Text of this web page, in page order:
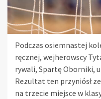
Podczas osiemnastej
ręcznej, wejherowscy
rywali, Spartę Oborniki,
Rezultat ten przyniósł
na trzecie miejsce w